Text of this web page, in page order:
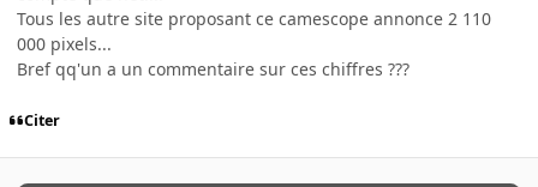
Tous les autre site proposant ce camescope annonce 2 110
000 pixels...
Bref qq'un a un commentaire sur ces chiffres ???
Citer